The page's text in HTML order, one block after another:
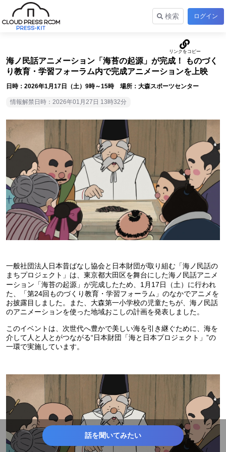
検索 ログイン
海ノ民話アニメーション「海苔の起源」が完成！ ものづく
り教育・学習フォーラム内で完成アニメーションを上映
日時：2026年1月17日（土）9時～15時 場所：大森スポーツセンター
情報解禁日時：2026年01月27日 13時32分
一般社団法人日本昔ばなし協会と日本財団が取り組む「海ノ民話の
まちプロジェクト」は、東京都大田区を舞台にした海ノ民話アニメ
ーション「海苔の起源」が完成したため、1月17日（土）に行われ
た、「第24回ものづくり教育・学習フォーラム」のなかでアニメを
お披露目しました。また、大森第一小学校の児童たちが、海ノ民話
のアニメーションを使った地域おこしの計画を発表しました。
このイベントは、次世代へ豊かで美しい海を引き継ぐために、海を
介して人と人とがつながる“日本財団「海と日本プロジェクト」”の
一環で実施しています。
話を聞いてみたい